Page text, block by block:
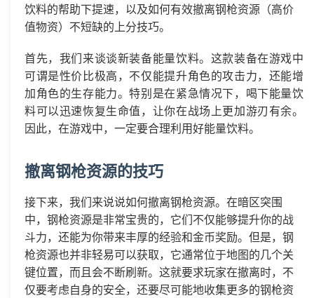
饮料的帮助下提速，以及如何有效撤离钢枪资源（高价
值物资）不短缺的上分技巧。
首先，我们来谈谈新装备能量饮料。这款装备在游戏中
可谓是性价比极高，不仅能提升角色的攻击力，还能增
加角色的生存能力。特别是在紧急情况下，喝下能量饮
料可以迅速恢复生命值，让你在战场上更加游刃有余。
因此，在游戏中，一定要合理利用好能量饮料。
撤离钢枪资源的技巧
接下来，我们来说说如何撤离钢枪资源。在暗区突围
中，钢枪资源是非常宝贵的，它们不仅能够提升你的战
斗力，还能为你带来丰厚的经验和金币奖励。但是，钢
枪资源也并非轻易可以获取，它通常位于地图的几个关
键位置，而且会不断刷新。这就要求玩家在撤离时，不
仅要考虑自身的安全，还要尽可能地收集更多的钢枪资